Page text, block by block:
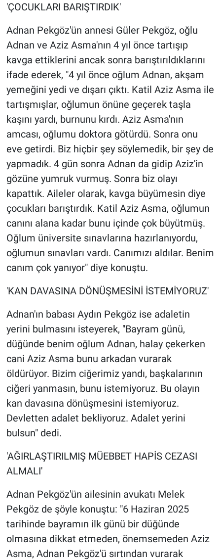
'ÇOCUKLARI BARIŞTIRDIK'
Adnan Pekgöz'ün annesi Güler Pekgöz, oğlu
Adnan ve Aziz Asma'nın 4 yıl önce tartışıp
kavga ettiklerini ancak sonra barıştırıldıklarını
ifade ederek, "4 yıl önce oğlum Adnan, akşam
yemeğini yedi ve dışarı çıktı. Katil Aziz Asma ile
tartışmışlar, oğlumun önüne geçerek taşla
kaşını yardı, burnunu kırdı. Aziz Asma'nın
amcası, oğlumu doktora götürdü. Sonra onu
eve getirdi. Biz hiçbir şey söylemedik, bir şey de
yapmadık. 4 gün sonra Adnan da gidip Aziz'in
gözüne yumruk vurmuş. Sonra biz olayı
kapattık. Aileler olarak, kavga büyümesin diye
çocukları barıştırdık. Katil Aziz Asma, oğlumun
canını alana kadar bunu içinde çok büyütmüş.
Oğlum üniversite sınavlarına hazırlanıyordu,
oğlumun sınavları vardı. Canımızı aldılar. Benim
canım çok yanıyor" diye konuştu.
'KAN DAVASINA DÖNÜŞMESİNİ İSTEMİYORUZ'
Adnan'ın babası Aydın Pekgöz ise adaletin
yerini bulmasını isteyerek, "Bayram günü,
düğünde benim oğlum Adnan, halay çekerken
cani Aziz Asma bunu arkadan vurarak
öldürüyor. Bizim ciğerimiz yandı, başkalarının
ciğeri yanmasın, bunu istemiyoruz. Bu olayın
kan davasına dönüşmesini istemiyoruz.
Devletten adalet bekliyoruz. Adalet yerini
bulsun" dedi.
'AĞIRLAŞTIRILMIŞ MÜEBBET HAPİS CEZASI
ALMALI'
Adnan Pekgöz'ün ailesinin avukatı Melek
Pekgöz de şöyle konuştu: "6 Haziran 2025
tarihinde bayramın ilk günü bir düğünde
olmasına dikkat etmeden, önemsemeden Aziz
Asma, Adnan Pekgöz'ü sırtından vurarak